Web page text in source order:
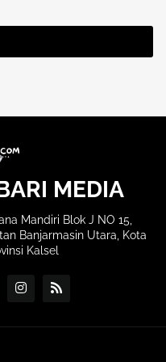
MEDIA
Mandiri Blok J NO 15,
Banjarmasin Utara, Kota
Kalsel